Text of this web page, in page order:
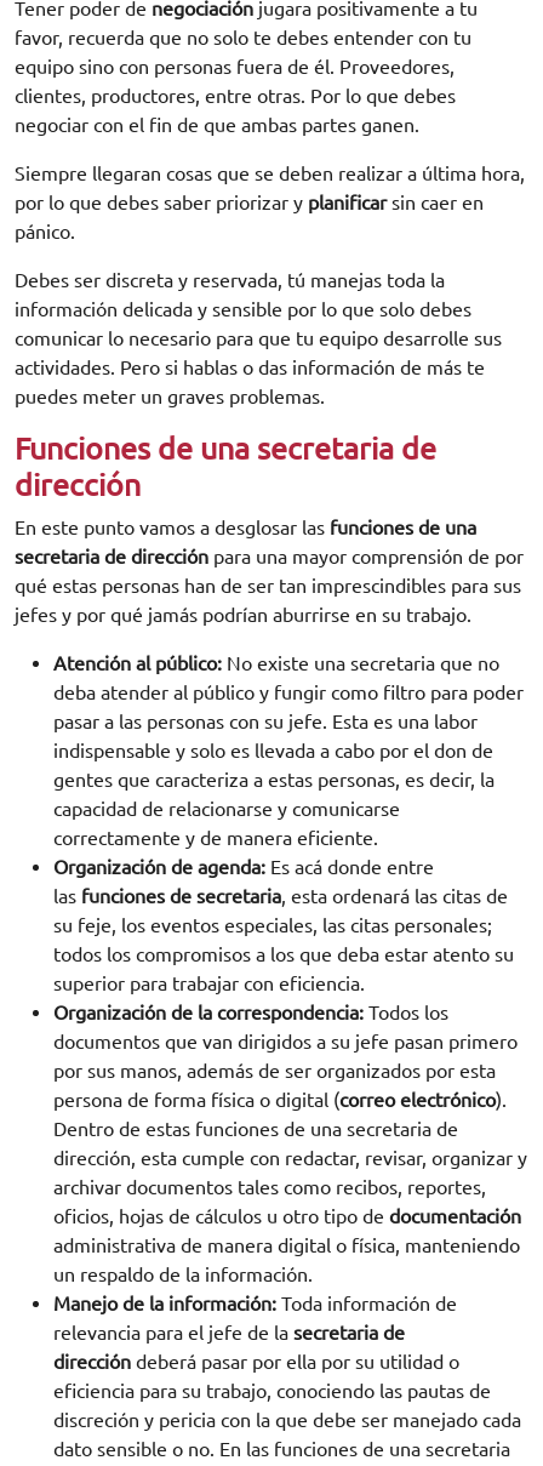
Tener poder de negociación jugara positivamente a tu
favor, recuerda que no solo te debes entender con tu
equipo sino con personas fuera de él. Proveedores,
clientes, productores, entre otras. Por lo que debes
negociar con el fin de que ambas partes ganen.
Siempre llegaran cosas que se deben realizar a última hora,
por lo que debes saber priorizar y planificarsin caer en
pánico.
Debes ser discreta y reservada, tú manejas toda la
información delicada y sensible por lo que solo debes
comunicar lo necesario para que tu equipo desarrolle sus
actividades. Pero si hablas o das información de más te
puedes meter un graves problemas.
Funciones de una secretaria de
dirección
En este punto vamos a desglosar las funciones de una
secretaria de dirección para una mayor comprensión de por
qué estas personas han de ser tan imprescindibles para sus
jefes y por qué jamás podrían aburrirse en su trabajo.
Atención al público: No existe una secretaria que no
deba atender al público y fungir como filtro para poder
pasar a las personas con su jefe. Esta es una labor
indispensable y solo es llevada a cabo por el don de
gentes que caracteriza a estas personas, es decir, la
capacidad de relacionarse y comunicarse
correctamente y de manera eficiente.
Organización de agenda: Es acá donde entre
las funciones de secretaria, esta ordenará las citas de
su feje, los eventos especiales, las citas personales;
todos los compromisos a los que deba estar atento su
superior para trabajar con eficiencia.
Organización de la correspondencia: Todos los
documentos que van dirigidos a su jefe pasan primero
por sus manos, además de ser organizados por esta
persona de forma física o digital (correo electrónico).
Dentro de estas funciones de una secretaria de
dirección, esta cumple con redactar, revisar, organizar y
archivar documentos tales como recibos, reportes,
oficios, hojas de cálculos u otro tipo de documentación
administrativa de manera digital o física, manteniendo
un respaldo de la información.
Manejo de la información: Toda información de
relevancia para el jefe de la secretaria de
dirección deberá pasar por ella por su utilidad o
eficiencia para su trabajo, conociendo las pautas de
discreción y pericia con la que debe ser manejado cada
dato sensible o no. En las funciones de una secretaria